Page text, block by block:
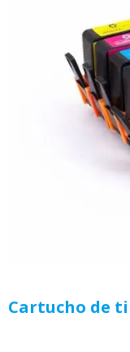
Cartucho de